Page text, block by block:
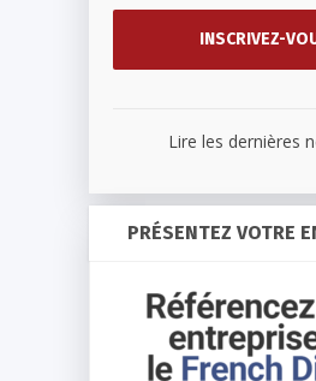
Lire les dernières
PRÉSENTEZ VOTRE